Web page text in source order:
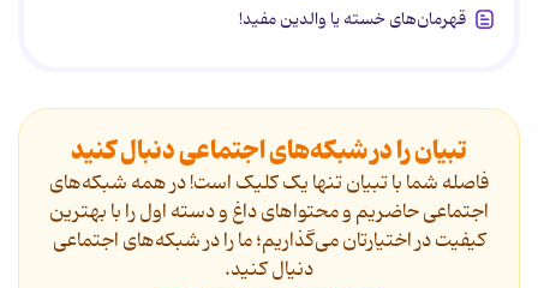
قهرمان‌های خسته یا والدین مفید!
تبیان را در شبکه‌های اجتماعی دنبال کنید
فاصله شما با تبیان تنها یک کلیک است! در همه شبکه‌های
اجتماعی حاضریم و محتواهای داغ و دسته اول را با بهترین
کیفیت در اختیارتان می‌گذاریم؛ ما را در شبکه‌های اجتماعی
دنیال کنید.